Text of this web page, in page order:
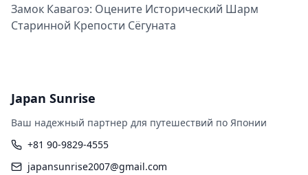
Замок Кавагоэ: Оцените Исторический Шарм
Старинной Крепости Сёгуната
Japan Sunrise
Ваш надежный партнер для путешествий по Японии
+81 90-9829-4555
japansunrise2007@gmail.com